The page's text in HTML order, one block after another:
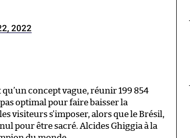
2022
concept vague, réunir 199 854
optimal pour faire baisser la
visiteurs s’imposer, alors que le Brésil,
nul pour être sacré. Alcides Ghiggia à la